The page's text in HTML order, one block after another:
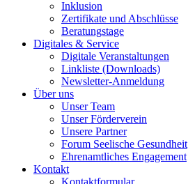
Inklusion
Zertifikate und Abschlüsse
Beratungstage
Digitales & Service
Digitale Veranstaltungen
Linkliste (Downloads)
Newsletter-Anmeldung
Über uns
Unser Team
Unser Förderverein
Unsere Partner
Forum Seelische Gesundheit
Ehrenamtliches Engagement
Kontakt
Kontaktformular